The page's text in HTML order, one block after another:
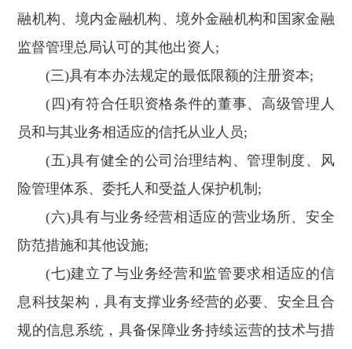
融机构、境内金融机构、境外金融机构和国家金融
监督管理总局认可的其他出资人;
(三)具有本办法规定的最低限额的注册资本;
(四)有符合任职资格条件的董事、高级管理人
员和与其业务相适应的信托从业人员;
(五)具有健全的公司治理结构、管理制度、风
险管理体系、委托人和受益人保护机制;
(六)具有与业务经营相适应的营业场所、安全
防范措施和其他设施;
(七)建立了与业务经营和监管要求相适应的信
息科技架构，具有支撑业务经营的必要、安全且合
规的信息系统，具备保障业务持续运营的技术与措